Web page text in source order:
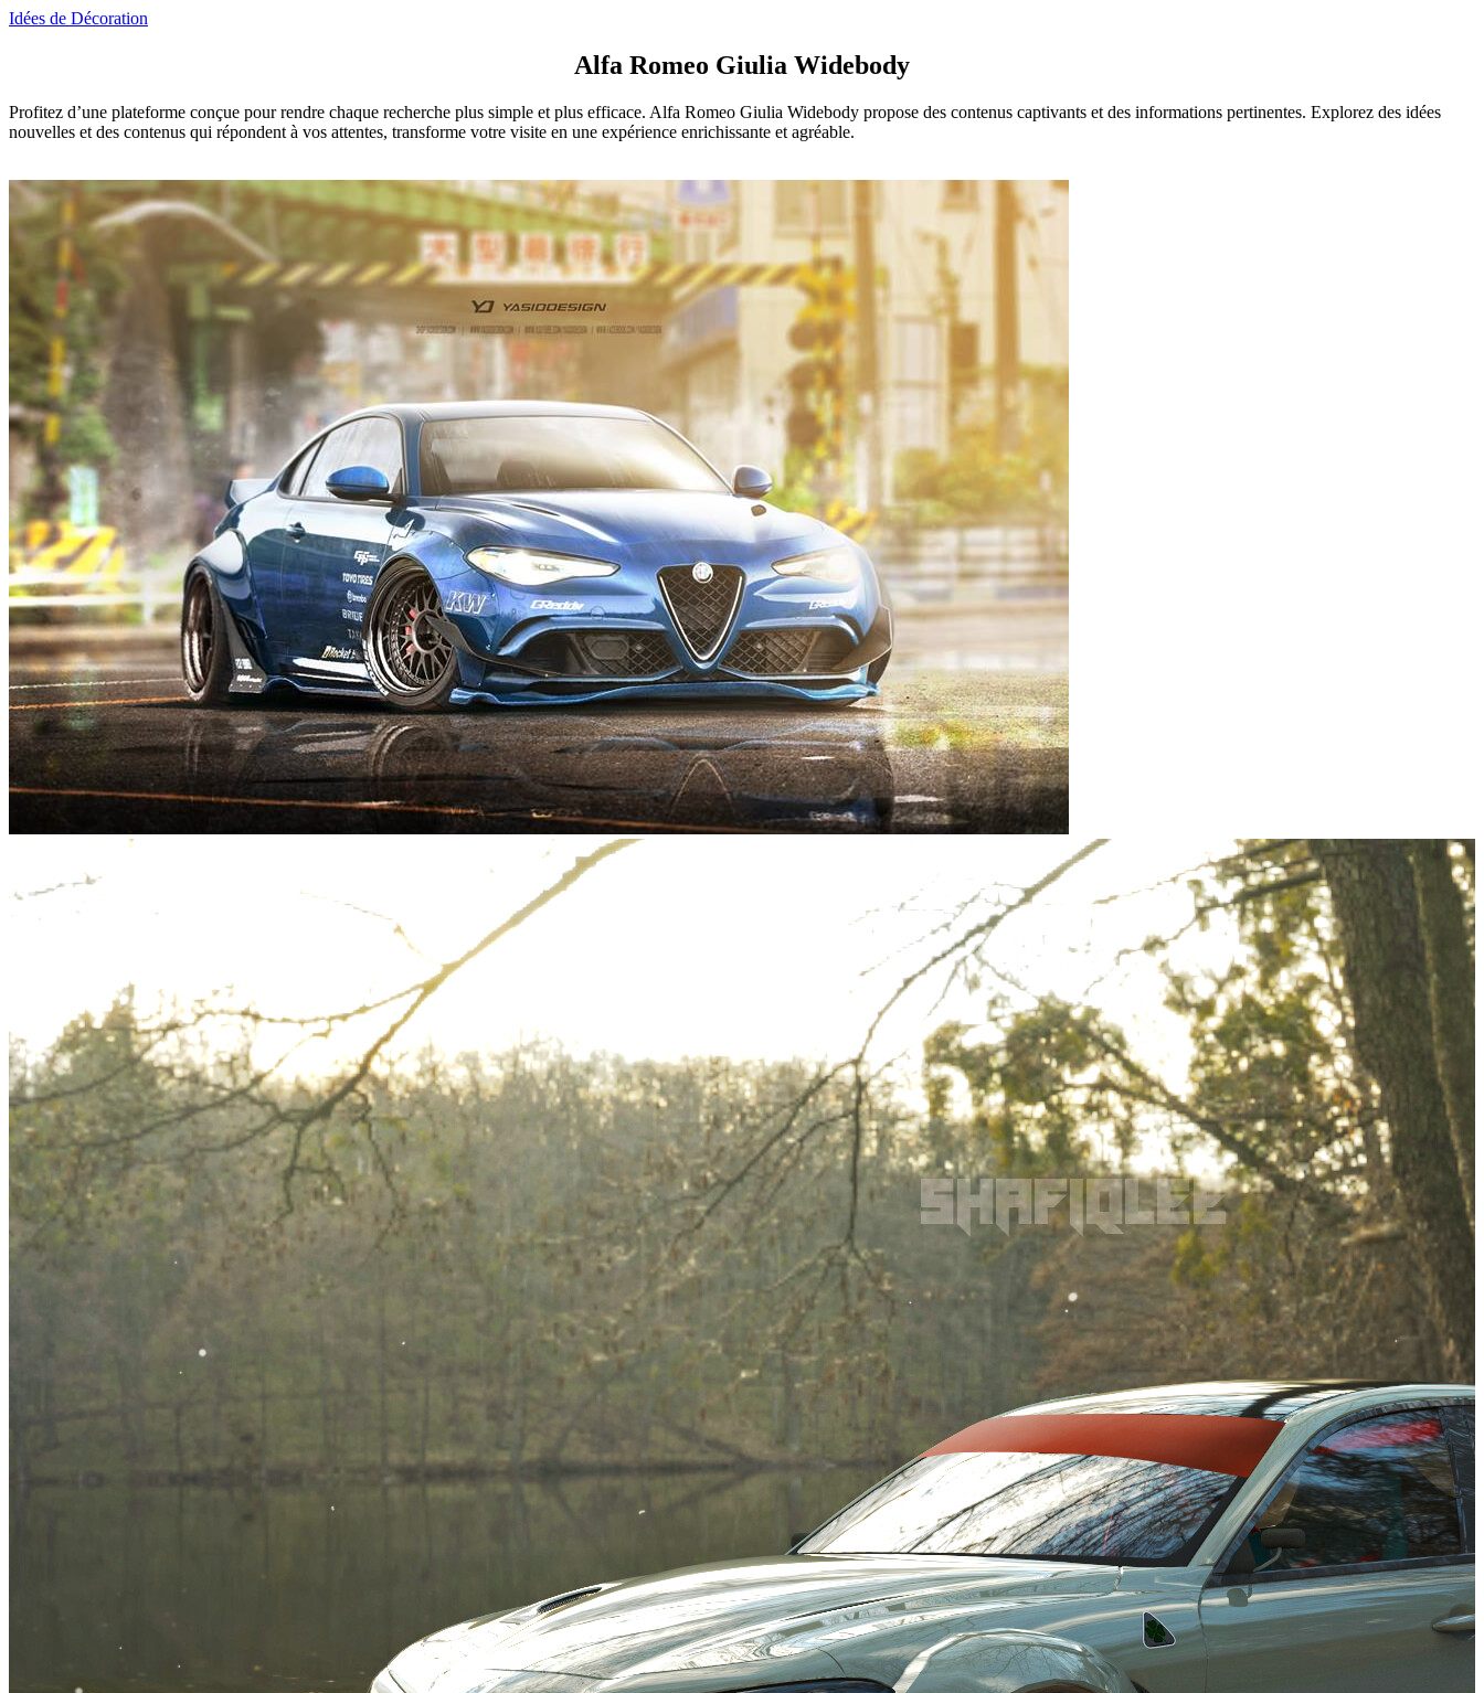
Idées de Décoration
Alfa Romeo Giulia Widebody
Profitez d’une plateforme conçue pour rendre chaque recherche plus simple et plus efficace. Alfa Romeo Giulia Widebody propose des contenus captivants et des informations pertinentes. Explorez des idées
nouvelles et des contenus qui répondent à vos attentes, transforme votre visite en une expérience enrichissante et agréable.